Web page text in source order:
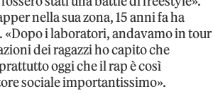
nella sua zona, 15 anni fa ha
i laboratori, andavamo in tour
dei ragazzi ho capito che
oggi che il rap è così
sociale importantissimo».